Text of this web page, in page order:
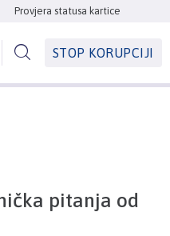
Provjera statusa kartice
STOP KORUPCIJI
pitanja od